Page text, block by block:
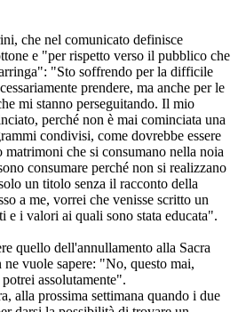
che nel comunicato definisce
e "per rispetto verso il pubblico che
"Sto soffrendo per la difficile
prendere, ma anche per le
mi stanno perseguitando. Il mio
perché non è mai cominciata una
condivisi, come dovrebbe essere
che si consumano nella noia
consumare perché non si realizzano
un titolo senza il racconto della
a me, vorrei che venisse scritto un
e i valori ai quali sono stata educata".
quello dell'annullamento alla Sacra
vuole sapere: "No, questo mai,
assolutamente".
alla prossima settimana quando i due